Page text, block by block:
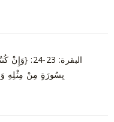
البقرة:
بِسُورَةٍ مِنْ مِثْلِهِ